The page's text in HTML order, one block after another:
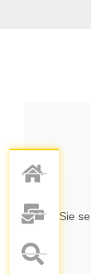
Sie